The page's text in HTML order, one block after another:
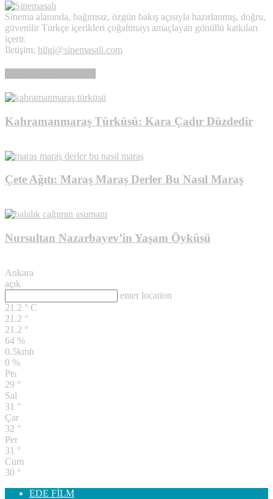
Sinema alanında, bağımsız, özgün bakış açısıyla hazırlanmış, doğru,
güvenilir Türkçe içerikleri çoğaltmayı amaçlayan gönüllü katkıları
içerir.
İletişim: bilgi@sinemasali.com
Kahramanmaraş Türküsü: Kara Çadır Düzdedir
Çete Ağıtı: Maraş Maraş Derler Bu Nasıl Maraş
Nursultan Nazarbayev’in Yaşam Öyküsü
Ankara
açık
enter location
21.2 ° C
21.2 °
21.2 °
64 %
0.5kmh
0 %
Pts
29 °
Sal
31 °
Çar
32 °
Per
31 °
Cum
30 °
EDE FİLM